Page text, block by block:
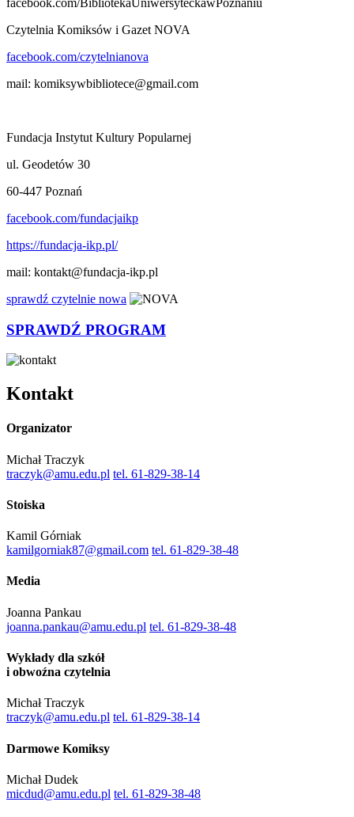
Czytelnia Komiksów i Gazet NOVA
facebook.com/czytelnianova
mail: komiksywbibliotece@gmail.com
Fundacja Instytut Kultury Popularnej
ul. Geodetów 30
60-447 Poznań
facebook.com/fundacjaikp
https://fundacja-ikp.pl/
mail: kontakt@fundacja-ikp.pl
sprawdź czytelnie nowa
SPRAWDŹ PROGRAM
Kontakt
Organizator
Michał Traczyk
traczyk@amu.edu.pl tel. 61-829-38-14
Stoiska
Kamil Górniak
kamilgorniak87@gmail.com tel. 61-829-38-48
Media
Joanna Pankau
joanna.pankau@amu.edu.pl tel. 61-829-38-48
Wykłady dla szkół
i obwoźna czytelnia
Michał Traczyk
traczyk@amu.edu.pl tel. 61-829-38-14
Darmowe Komiksy
Michał Dudek
micdud@amu.edu.pl tel. 61-829-38-48